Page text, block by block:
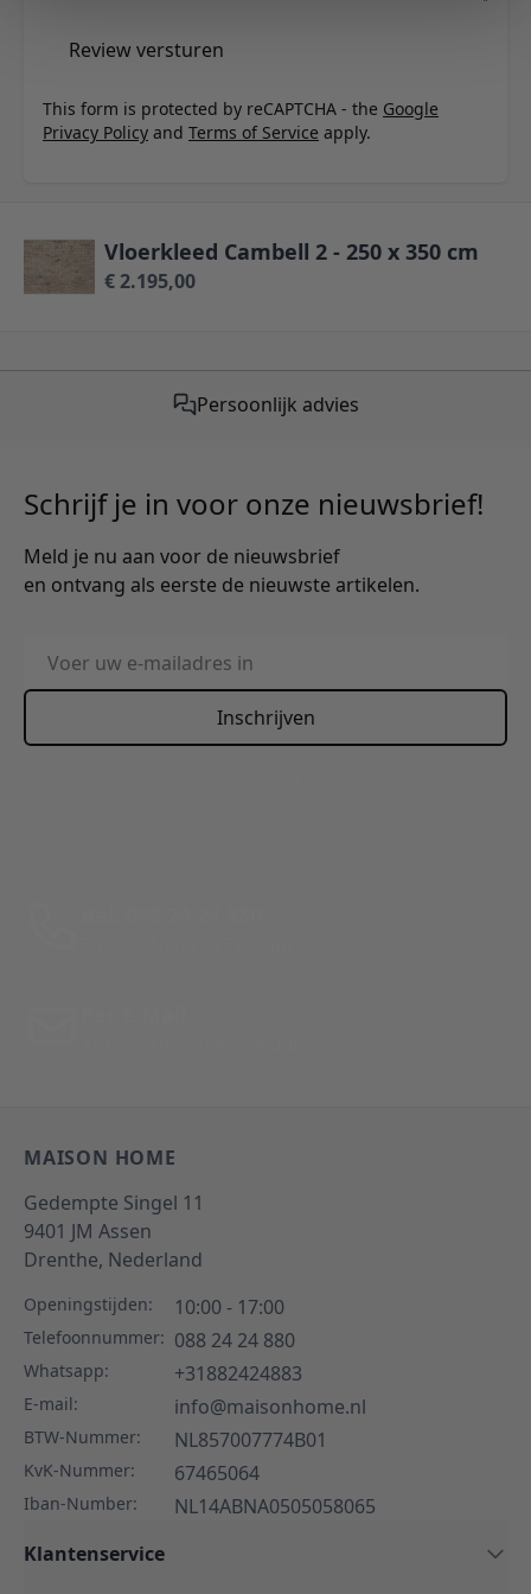
Review versturen
This form is protected by reCAPTCHA - the Google
Privacy Policy and Terms of Service apply.
Vloerkleed Cambell 2 - 250 x 350 cm
€ 2.195,00
Persoonlijk advies
Schrijf je in voor onze nieuwsbrief!
Meld je nu aan voor de nieuwsbrief
en ontvang als eerste de nieuwste artikelen.
E-mailadres
Inschrijven
MAISON HOME
Gedempte Singel 11
9401 JM Assen
Drenthe, Nederland
Openingstijden: 10:00 - 17:00
Telefoonnummer: 088 24 24 880
Whatsapp: +31882424883
E-mail: info@maisonhome.nl
BTW-Nummer: NL857007774B01
KvK-Nummer: 67465064
Iban-Number:
NL14ABNA0505058065
Klantenservice